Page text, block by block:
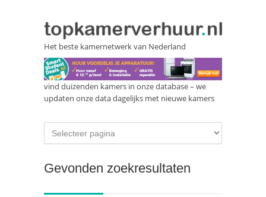
Het beste kamernetwerk van Nederland
vind duizenden kamers in onze database – we
updaten onze data dagelijks met nieuwe kamers
Gevonden zoekresultaten